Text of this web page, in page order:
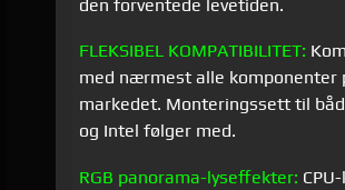
den forventede levetiden.
FLEKSIBEL KOMPATIBILITET:
med nærmest alle komponenter
markedet. Monteringssett til
og Intel følger med.
RGB panorama-lyseffekter: